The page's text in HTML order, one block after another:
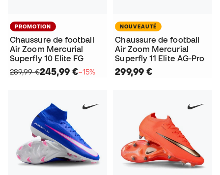
PROMOTION
Chaussure de football
Air Zoom Mercurial
Superfly 10 Elite FG
289,99 €245,99 €−15%
NOUVEAUTÉ
Chaussure de football
Air Zoom Mercurial
Superfly 11 Elite AG-Pro
299,99 €